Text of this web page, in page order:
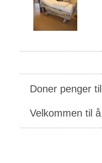
Doner penger
Velkommen til